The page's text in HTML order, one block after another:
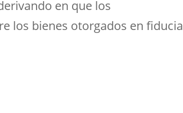
en que los
los bienes otorgados en fiducia